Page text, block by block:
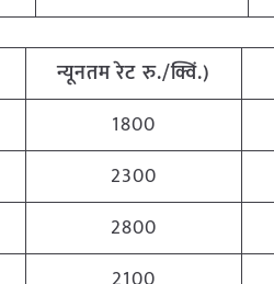
न्यूनतम रेट रु./क्विं.)
1800
2300
2800